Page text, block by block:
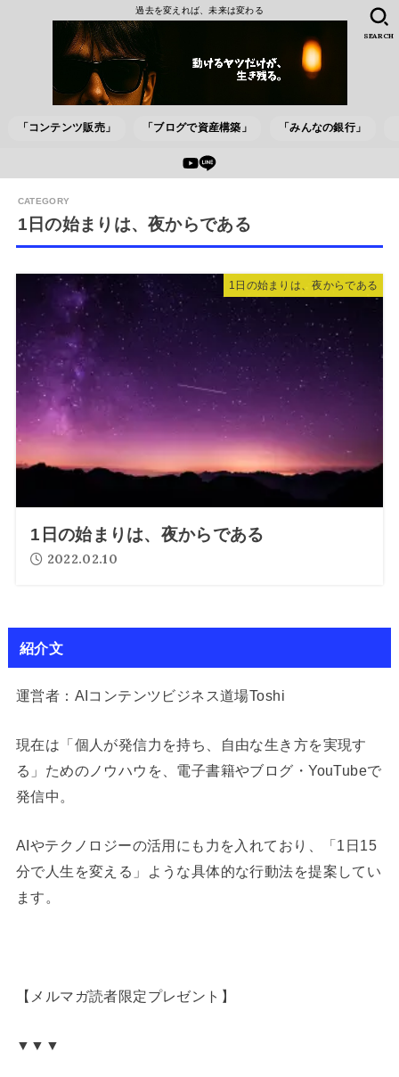
過去を変えれば、未来は変わる
「コンテンツ販売」 「ブログで資産構築」 「みんなの銀行」
SEARCH
1日の始まりは、夜からである
1日の始まりは、夜からである
1日の始まりは、夜からである
2022.02.10
紹介文
運営者：AIコンテンツビジネス道場Toshi
現在は「個人が発信力を持ち、自由な生き方を実現す
る」ためのノウハウを、電子書籍やブログ・YouTubeで
発信中。
AIやテクノロジーの活用にも力を入れており、「1日15
分で人生を変える」ような具体的な行動法を提案してい
ます。
【メルマガ読者限定プレゼント】
▼▼▼